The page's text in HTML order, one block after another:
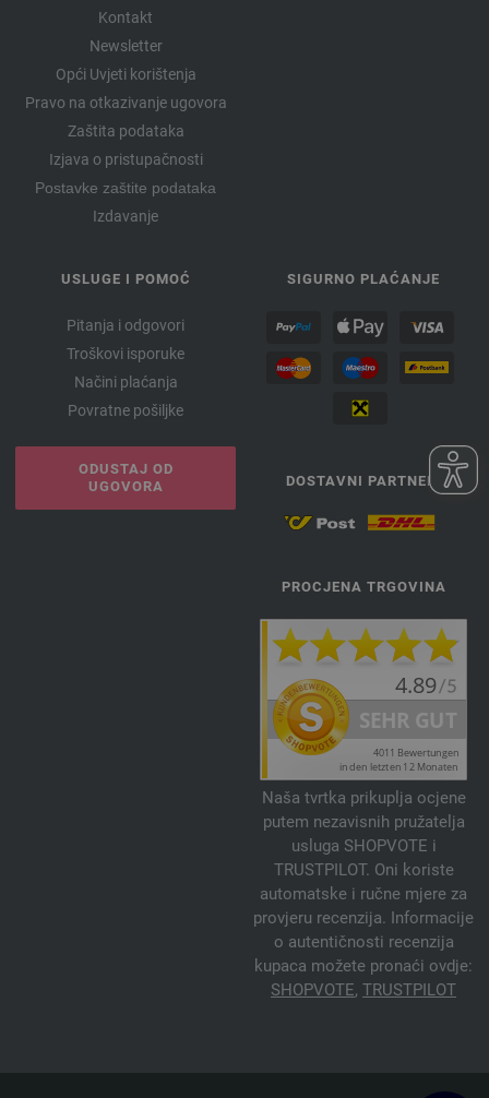
Kontakt
Newsletter
Opći Uvjeti korištenja
Pravo na otkazivanje ugovora
Zaštita podataka
Izjava o pristupačnosti
Postavke zaštite podataka
Izdavanje
USLUGE I POMOĆ
Pitanja i odgovori
Troškovi isporuke
Načini plaćanja
Povratne pošiljke
ODUSTAJ OD
UGOVORA
SIGURNO PLAĆANJE
DOSTAVNI PARTNERI
PROCJENA TRGOVINA
Naša tvrtka prikuplja ocjene
putem nezavisnih pružatelja
usluga SHOPVOTE i
TRUSTPILOT. Oni koriste
automatske i ručne mjere za
provjeru recenzija. Informacije
o autentičnosti recenzija
kupaca možete pronaći ovdje:
SHOPVOTE, TRUSTPILOT